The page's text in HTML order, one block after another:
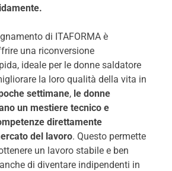
di ITAFORMA è
una riconversione
ideale per le donne saldatore
la loro qualità della vita in
settimane, le donne
un mestiere tecnico e
direttamente
del lavoro. Questo permette
un lavoro stabile e ben
di diventare indipendenti in